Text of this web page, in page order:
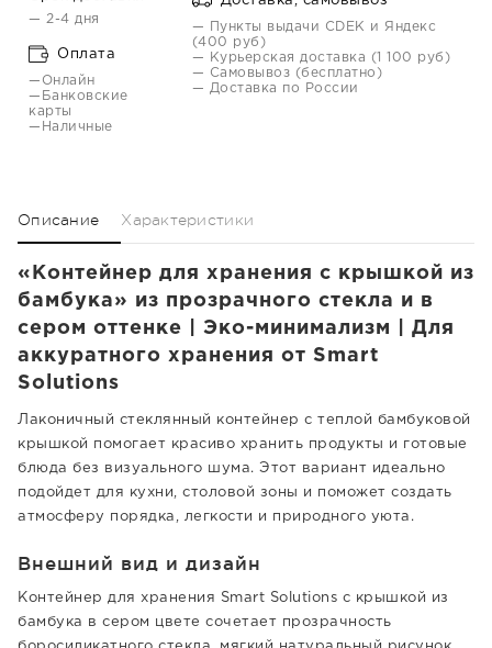
— 2-4 дня
Оплата
—Онлайн
—Банковские
карты
—Наличные
— Пункты выдачи CDEK и Яндекс
(400 руб)
— Курьерская доставка (1 100 руб)
— Самовывоз (бесплатно)
— Доставка по России
Описание Характеристики
«Контейнер для хранения с крышкой из
бамбука» из прозрачного стекла и в
сером оттенке | Эко-минимализм | Для
аккуратного хранения от Smart
Solutions
Лаконичный стеклянный контейнер с теплой бамбуковой
крышкой помогает красиво хранить продукты и готовые
блюда без визуального шума. Этот вариант идеально
подойдет для кухни, столовой зоны и поможет создать
атмосферу порядка, легкости и природного уюта.
Внешний вид и дизайн
Контейнер для хранения Smart Solutions с крышкой из
бамбука в сером цвете сочетает прозрачность